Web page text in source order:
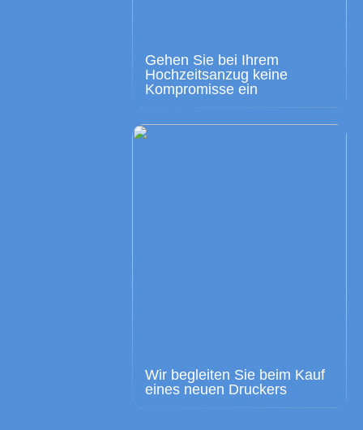
Gehen Sie bei Ihrem
Hochzeitsanzug keine
Kompromisse ein
Wir begleiten Sie beim Kauf
eines neuen Druckers